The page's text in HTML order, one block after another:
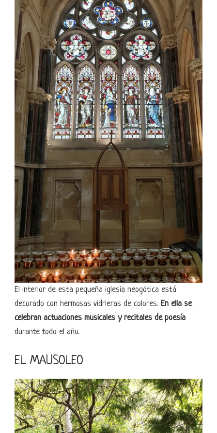
El interior de esta pequeña iglesia neogótica está
decorado con hermosas vidrieras de colores. En ella se
celebran actuaciones musicales y recitales de poesía
durante todo el año.
EL MAUSOLEO